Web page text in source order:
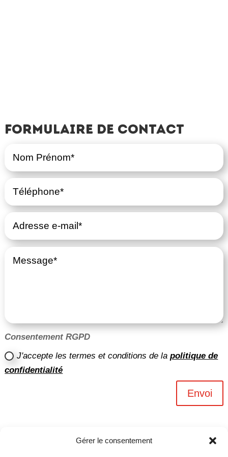
Gérer le consentement
Formulaire de contact
Consentement RGPD
J'accepte les termes et conditions de lapolitique de
confidentialité
Envoi